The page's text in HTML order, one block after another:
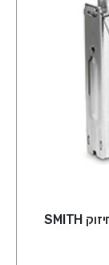
אקדח סיכות מקצועי 4-14 מ"מ + בורג חיזוק SMITH